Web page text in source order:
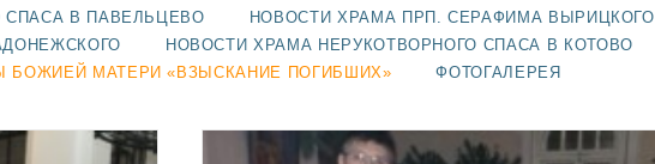
СПАСА В ПАВЕЛЬЦЕВО
НОВОСТИ ХРАМА ПРП. СЕРАФИМА ВЫРИЦКОГО
НОВОСТИ ХРАМА НЕРУКОТВОРНОГО СПАСА В КОТОВО
БОЖИЕЙ МАТЕРИ «ВЗЫСКАНИЕ ПОГИБШИХ»
ФОТОГАЛЕРЕЯ